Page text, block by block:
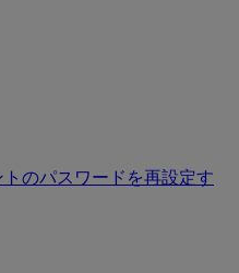
トのパスワードを再設定す